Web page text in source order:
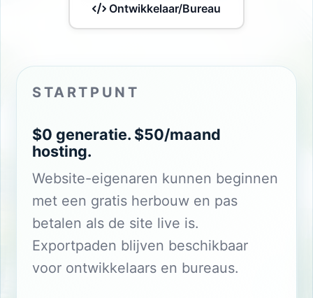
Ontwikkelaar/Bureau
STARTPUNT
$0 generatie. $50/maand
hosting.
Website-eigenaren kunnen beginnen
met een gratis herbouw en pas
betalen als de site live is.
Exportpaden blijven beschikbaar
voor ontwikkelaars en bureaus.